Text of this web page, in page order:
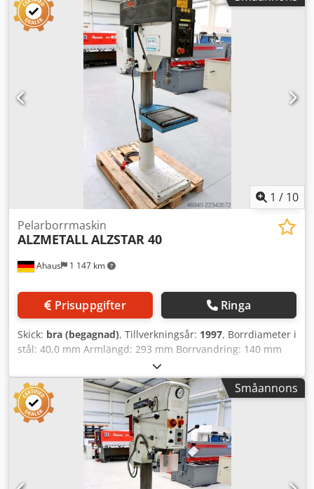
bordshöjden - kryssbord 730 x 210 mm ... med digital
display - bearbetad basplatta med T-spår - automatisk
spindelmatning - justerbart borrdjupsstopp - steglös
hastighetsjustering - motor med möjlighet till
rotationsriktningsändring - gängskärningsanordning -
snabbspänningsborrchuck med konisk borr -
bruksanvisning (PDF)
1 / 10
Ahaus 1 147 km
Pelarborrmaskin
ALZMETALLALZSTAR 40
Prisuppgifter Ringa
Skick: bra (begagnad), Tillverkningsår: 1997, Borrdiameter i
stål: 40,0 mm Armlängd: 293 mm Borrvandring: 140 mm
Morsekona: 3 MK Bord: 415 x 350 mm Varvtal: 160–2 250
varv/min Pelardiameter: 115 mm Codezl E T Repfx Ad Sjha
Total effektbehov: 1,45 / 1,90 kW Vikt: 285 kg Mått (L x B x
H): 500 x 800 x 1920 mm Utrustning: - robust
pelarborrmaskin - steglös varvtalsreglering (kilenrem) -
motor med omkopplingsbar rotationsriktning - justerbart
borrdjup - maskinbord med 2 T-spår * höjdjusterbart med
handvev - tryckknapp (låsbar) för NÖDSTOPP - omkopplare
för höger- och vänstergång - bruksanvisning (PDF)
Småannons